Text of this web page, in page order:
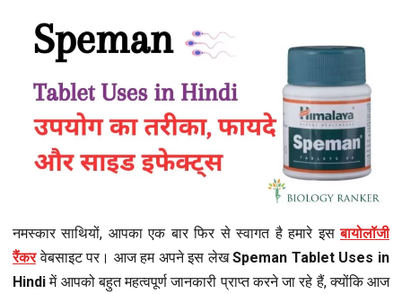
नमस्कार साथियों, आपका एक बार फिर से स्वागत है हमारे इसबायोलॉजी
रैंकरवेबसाइट पर। आज हम अपने इस लेखSpeman Tablet Uses in
Hindiमें आपको बहुत महत्वपूर्ण जानकारी प्राप्त करने जा रहे हैं, क्योंकि आज